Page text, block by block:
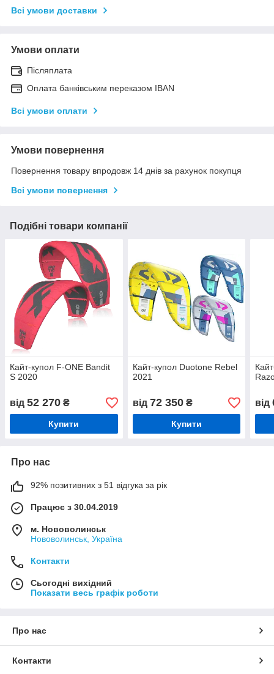
Всі умови доставки
Умови оплати
Післяплата
Оплата банківським переказом IBAN
Всі умови оплати
Умови повернення
Повернення товару впродовж 14 днів за рахунок покупця
Всі умови повернення
Подібні товари компанії
Кайт-купол F-ONE Bandit
S 2020
від 52 270 ₴
Купити
Кайт-купол Duotone Rebel
2021
від 72 350₴
Купити
від
Про нас
92% позитивних з 51 відгука за рік
Працює з 30.04.2019
м. Нововолинськ
Нововолинськ, Україна
Контакти
Сьогодні вихідний
Показати весь графік роботи
Про нас
Контакти